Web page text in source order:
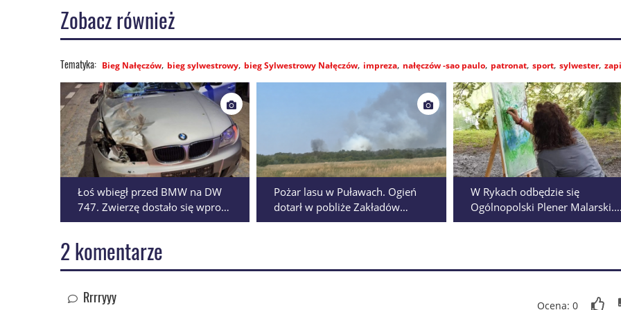
Zobacz również
Bieg Nałęczów bieg sylwestrowy bieg Sylwestrowy Nałęczów impreza nałęczów -sao paulo patronat sport sylwester
Łoś wbiegł przed BMW na DW
747. Zwierzę dostało się wprost
pod Renaulta
Pożar lasu w Puławach. Ogień
dotarł w pobliże Zakładów
Azotowych
W Rykach odbędzie się
Ogólnopolski Plener Malarski.
Zapisy wciąż trwają
2 komentarze
Rrrryyy Ocena: 0